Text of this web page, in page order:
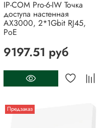
IP-COM Pro-6-IW Точка
доступа настенная
AX3000, 2*1Gbit RJ45,
PoE
9197.51 руб
Предзаказ